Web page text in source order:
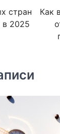
стран
в 2025
Как